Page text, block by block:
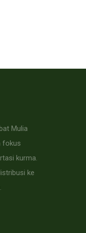
Mulia
fokus
kurma.
ke